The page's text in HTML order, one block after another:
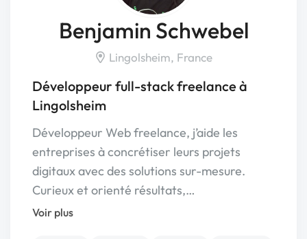
Benjamin Schwebel
Lingolsheim, France
Développeur full-stack freelance à
Lingolsheim
Développeur Web freelance, j’aide les
entreprises à concrétiser leurs projets
digitaux avec des solutions sur-mesure.
Curieux et orienté résultats,…
Voir plus